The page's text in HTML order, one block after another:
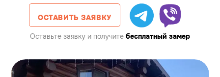
ОСТАВИТЬ ЗАЯВКУ
Оставьте заявку и получите бесплатный замер